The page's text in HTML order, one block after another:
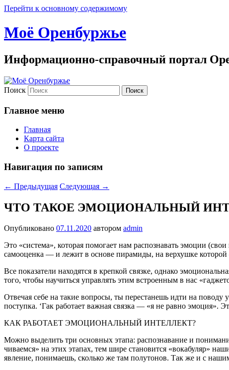
Перейти к основному содержимому
Моё Оренбуржье
Информационно-справочный портал
Поиск
Главное меню
Главная
Карта сайта
О проекте
Навигация по записям
← Предыдущая Следующая →
ЧТО ТАКОЕ ЭМОЦИОНАЛЬНЫЙ
Опубликовано 07.11.2020 автором admin
Это «система», которая помогает нам рас­познавать эмоции
самооценка — и лежит в основе пирамиды, на верхушке
Все показатели находятся в крепкой связке, однако
того, чтобы научиться управлять этим встроен­ным в нас
Отвечая себе на такие вопросы, ты переста­нешь идти на поводу
поступка. ‘Гак работает важная связка — «я не равно эмоция».
КАК РАБОТАЕТ ЭМОЦИОНАЛЬ­НЫЙ ИНТЕЛЛЕКТ?
Можно выделить три основных этапа: распоз­навание и
чиваемся» на этих этапах, тем шире становится «вокабуляр»
явление, понимаешь, сколько же там полутонов. Так же и с